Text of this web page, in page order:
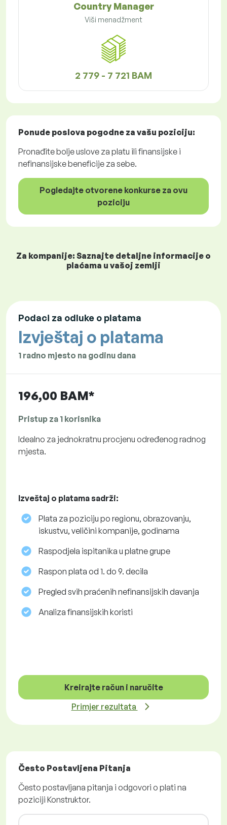
Country Manager
Viši menadžment
2 779 - 7 721 BAM
Ponude poslova pogodne za vašu poziciju:
Pronađite bolje uslove za platu ili finansijske i
nefinansijske beneficije za sebe.
Pogledajte otvorene konkurse za ovu
poziciju
Za kompanije: Saznajte detaljne informacije o
plaćama u vašoj zemlji
Podaci za odluke o platama
Izvještaj o platama
1 radno mjesto na godinu dana
196,00 BAM*
Pristup za 1 korisnika
Idealno za jednokratnu procjenu određenog radnog
mjesta.
Izveštaj o platama sadrži:
Plata za poziciju po regionu, obrazovanju,
iskustvu, veličini kompanije, godinama
Raspodjela ispitanika u platne grupe
Raspon plata od 1. do 9. decila
Pregled svih praćenih nefinansijskih davanja
Analiza finansijskih koristi
Kreirajte račun i naručite
Primjer rezultata
Često Postavljena Pitanja
Često postavljana pitanja i odgovori o plati na
poziciji Konstruktor.